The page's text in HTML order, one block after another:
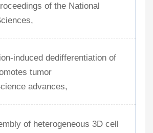
of the National
induced dedifferentiation of
tumor
advances,
of heterogeneous 3D cell